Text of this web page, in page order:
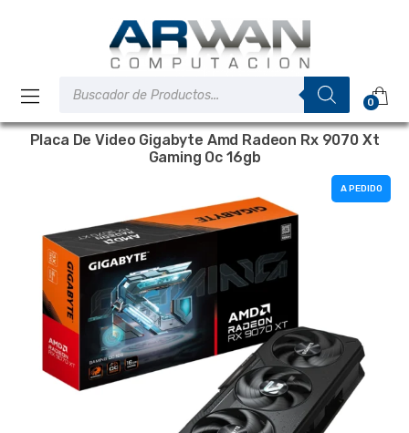
0
Placa De Video Gigabyte Amd Radeon Rx 9070 Xt
Gaming Oc 16gb
A PEDIDO